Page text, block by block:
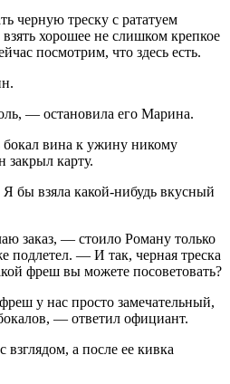
черную треску с рататуем
хорошее не слишком крепкое
посмотрим, что здесь есть.
ь, — остановила его Марина.
вина к ужину никому
закрыл карту.
бы взяла какой-нибудь вкусный
заказ, — стоило Роману только
подлетел. — И так, черная треска
фреш вы можете посоветовать?
у нас просто замечательный,
— ответил официант.
а после ее кивка